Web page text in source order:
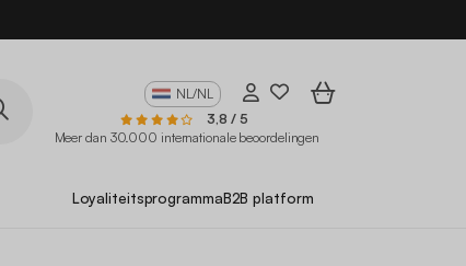
NL/NL
3,8 / 5
Meer dan 30.000 internationale beoordelingen
LoyaliteitsprogrammaB2B platform